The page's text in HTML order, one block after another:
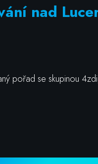
nad
pořad se skupinou